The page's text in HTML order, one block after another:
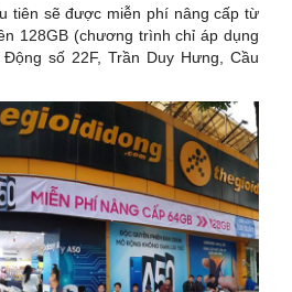
tiên sẽ được miễn phí nâng cấp từ
128GB (chương trình chỉ áp dụng
số 22F, Trần Duy Hưng, Cầu